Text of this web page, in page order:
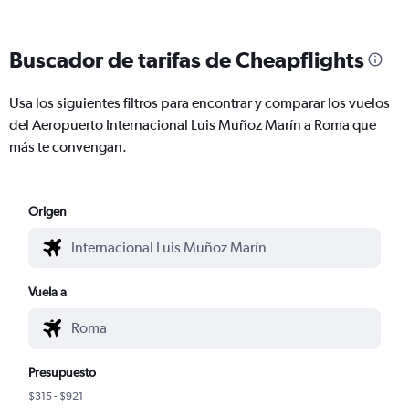
Buscador de tarifas de Cheapflights
Usa los siguientes filtros para encontrar y comparar los vuelos
del Aeropuerto Internacional Luis Muñoz Marín a Roma que
más te convengan.
Origen
Vuela a
Presupuesto
$315 - $921